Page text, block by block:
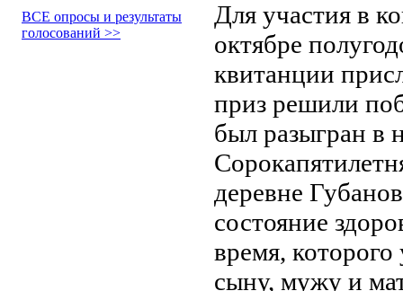
ВСЕ опросы и результаты
голосований >>
Для участия в
октябре
квитанции
приз решили
был разыгран в
деревне
состояние
время,
сыну, мужу и